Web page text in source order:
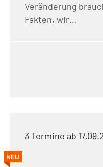
Veränderung
Fakten, wir…
3 Termine ab
NEU